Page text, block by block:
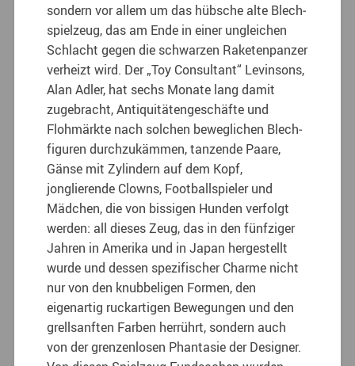
sondern vor allem um das hübsche alte Blech­
spielzeug, das am Ende in einer ungleichen
Schlacht gegen die schwarzen Raketenpanzer
verheizt wird. Der „Toy Consultant“ Levin­sons,
Alan Adler, hat sechs Monate lang da­mit
zugebracht, Antiquitätengeschäfte und
Flohmärkte nach solchen beweglichen Blech­
figuren durchzukämmen, tanzende Paare,
Gän­se mit Zylindern auf dem Kopf,
jonglierende Clowns, Footballspieler und
Mädchen, die von bissigen Hunden verfolgt
werden: all dieses Zeug, das in den fünfziger
Jahren in Amerika und in Japan hergestellt
wurde und dessen spezifischer Charme nicht
nur von den knubbeli­gen Formen, den
eigenartig ruckartigen Bewegungen und den
grellsanften Farben herrührt, sondern auch
von der grenzenlosen Phantasie der Designer.